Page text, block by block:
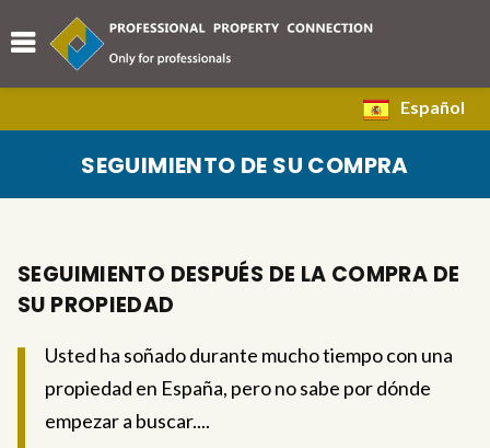
Español
SEGUIMIENTO DE SU COMPRA
SEGUIMIENTO DESPUÉS DE LA COMPRA DE
SU PROPIEDAD
Usted ha soñado durante mucho tiempo con una
propiedad en España, pero no sabe por dónde
empezar a buscar....